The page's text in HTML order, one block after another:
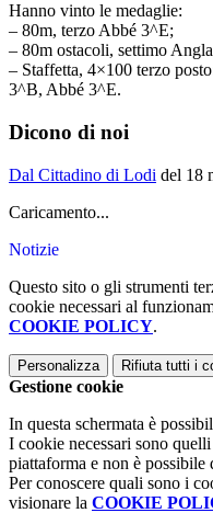
Hanno vinto le medaglie:
– 80m, terzo Abbé 3^E;
– 80m ostacoli, settimo
– Staffetta, 4×100 terzo
3^B, Abbé 3^E.
Dicono di noi
Dal Cittadino di Lodi del 18
Caricamento...
Notizie
Questo sito o gli strumenti
cookie necessari al
COOKIE POLICY.
Personalizza Rifiuta tutti i
Gestione cookie
In questa schermata è
I cookie necessari sono
piattaforma e non è possibile
Per conoscere quali sono i
visionare la COOKIE